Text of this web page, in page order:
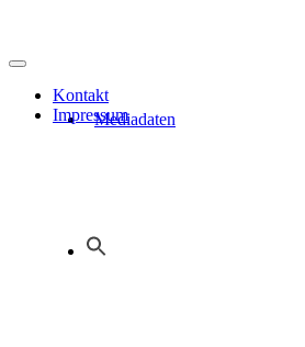
Mediadaten
Kontakt
Impressum